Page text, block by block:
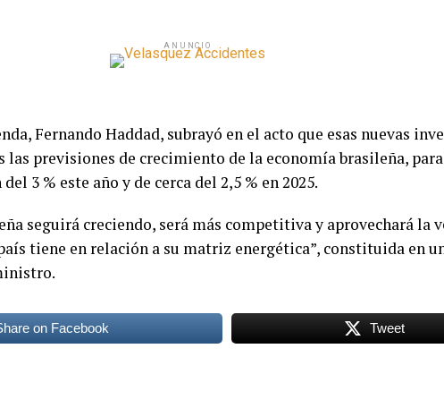
ANUNCIO
Fernando Haddad, subrayó en el acto que esas nuevas
las previsiones de crecimiento de la economía brasileña,
3 % este año y de cerca del 2,5 % en 2025.
seguirá creciendo, será más competitiva y aprovechará la
tiene en relación a su matriz energética”, constituida en
on Facebook Tweet